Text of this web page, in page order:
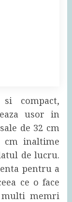
compact,
usor in
de 32 cm
cm inaltime
de lucru.
pentru a
ce o face
memri